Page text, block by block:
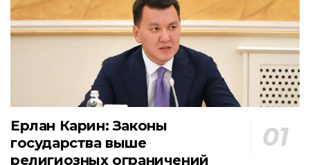
Ерлан Карин: Законы
государства выше
религиозных ограничений